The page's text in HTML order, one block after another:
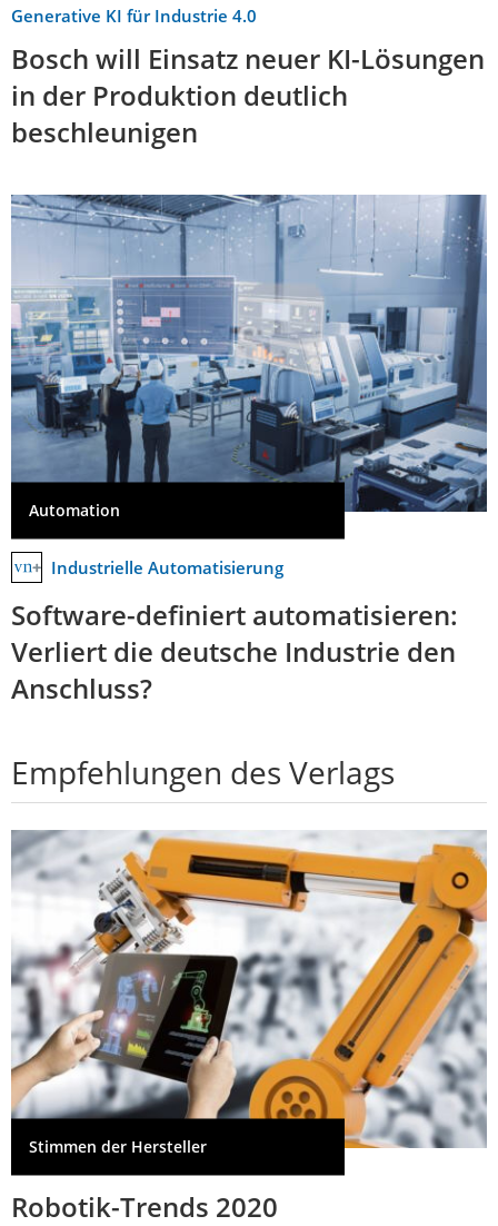
Generative KI für Industrie 4.0
Bosch will Einsatz neuer KI-Lösungen
in der Produktion deutlich
beschleunigen
Automation
Industrielle Automatisierung
Software-definiert automatisieren:
Verliert die deutsche Industrie den
Anschluss?
Empfehlungen des Verlags
Stimmen der Hersteller
Robotik-Trends 2020